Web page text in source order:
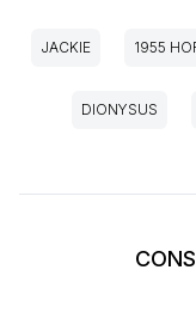
JACKIE 1955
DIONYSUS